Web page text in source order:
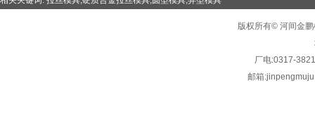
版权所有© 河间金
厂电:0317-
邮箱: